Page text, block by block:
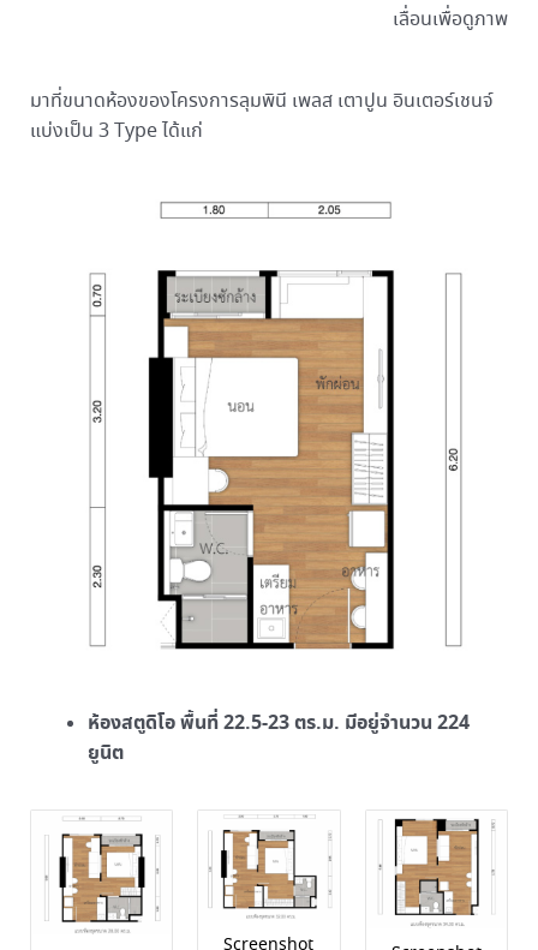
เลื่อนเพื่อดูภาพ
มาที่ขนาดห้องของโครงการลุมพินี เพลส เตาปูน อินเตอร์เชนจ์
แบ่งเป็น 3 Type ได้แก่
ห้องสตูดิโอ พื้นที่ 22.5-23 ตร.ม. มีอยู่จำนวน 224
ยูนิต